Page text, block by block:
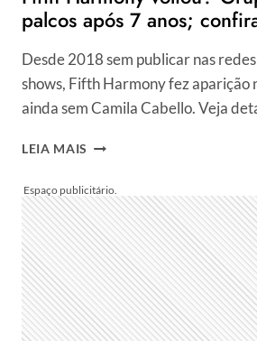
palcos após 7 anos;
Desde 2018 sem publicar nas
shows, Fifth Harmony fez aparição
ainda sem Camila Cabello. Veja
LEIA MAIS FIFTH
GRUPO
RETORNA
AOS
PALCOS
APÓS
7
ANOS;
CONFIRA